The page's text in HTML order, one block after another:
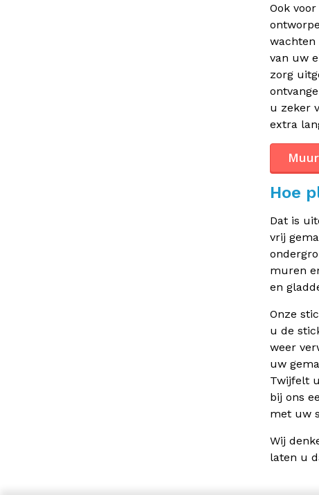
Ook
wachten
van uw
zorg
u zeker
extra
Hoe
Dat is
vrij
muren
en
Onze
u de
weer
uw
Twijfelt
bij ons
met uw
Wij
laten u